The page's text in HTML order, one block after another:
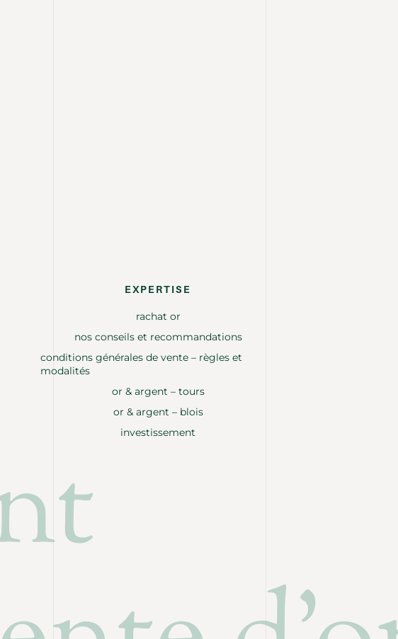
EXPERTISE
rachat or
nos conseils et recommandations
conditions générales de vente – règles et
modalités
or & argent – tours
or & argent – blois
investissement